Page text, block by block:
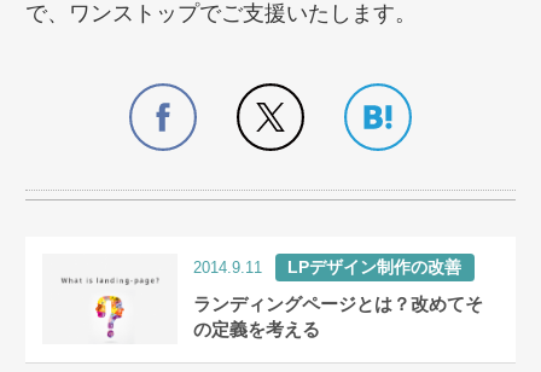
で、ワンストップでご支援いたします。
2014.9.11 LPデザイン制作の改善
ランディングページとは？改めてそ
の定義を考える